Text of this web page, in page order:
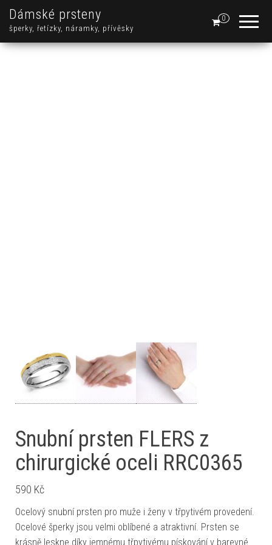
Dámské prsteny
šperky, řetízky, náramky, přívěsky
0
Snubní prsten FLERS z
chirurgické oceli RRC0365
590 Kč
Ocelový snubní prsten pro muže i ženy v třpytivém provedení.
Ocelové šperky jsou velmi oblíbené a atraktivní. Prsten se
krásně leskne díky jemnému třpytivému pískování v barevné